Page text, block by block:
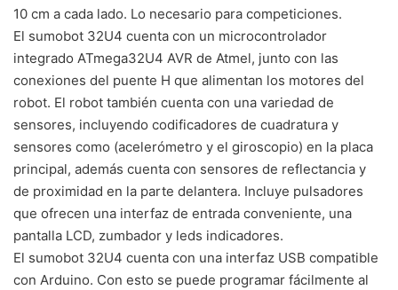
10 cm a cada lado. Lo necesario para competiciones.
El sumobot 32U4 cuenta con un microcontrolador
integrado ATmega32U4 AVR de Atmel, junto con las
conexiones del puente H que alimentan los motores del
robot. El robot también cuenta con una variedad de
sensores, incluyendo codificadores de cuadratura y
sensores como (acelerómetro y el giroscopio) en la placa
principal, además cuenta con sensores de reflectancia y
de proximidad en la parte delantera. Incluye pulsadores
que ofrecen una interfaz de entrada conveniente, una
pantalla LCD, zumbador y leds indicadores.
El sumobot 32U4 cuenta con una interfaz USB compatible
con Arduino. Con esto se puede programar fácilmente al